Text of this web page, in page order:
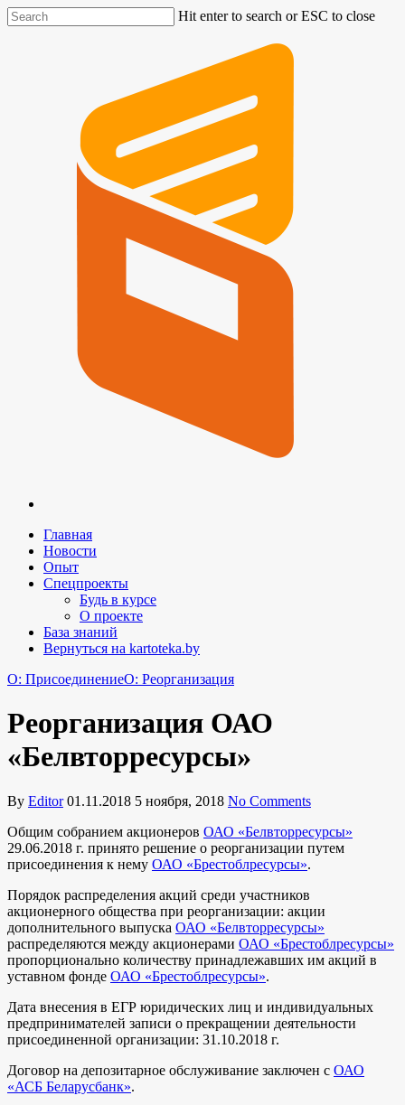
Hit enter to search or ESC to close
Главная
Новости
Опыт
Спецпроекты
Будь в курсе
О проекте
База знаний
Вернуться на kartoteka.by
O: ПрисоединениеO: Реорганизация
Реорганизация ОАО
«Белвторресурсы»
By Editor 01.11.2018 5 ноября, 2018 No Comments
Общим собранием акционеров ОАО «Белвторресурсы»
29.06.2018 г. принято решение о реорганизации путем
присоединения к нему ОАО «Брестоблресурсы».
Порядок распределения акций среди участников
акционерного общества при реорганизации: акции
дополнительного выпуска ОАО «Белвторресурсы»
распределяются между акционерами ОАО «Брестоблресурсы»
пропорционально количеству принадлежавших им акций в
уставном фонде ОАО «Брестоблресурсы».
Дата внесения в ЕГР юридических лиц и индивидуальных
предпринимателей записи о прекращении деятельности
присоединенной организации: 31.10.2018 г.
Договор на депозитарное обслуживание заключен с ОАО
«АСБ Беларусбанк».